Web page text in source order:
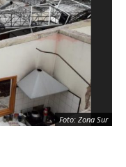
Foto: Zona Sur